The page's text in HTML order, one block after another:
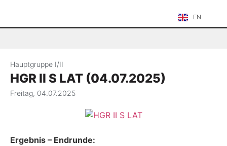
EN
Hauptgruppe I/II
HGR II S LAT (04.07.2025)
Freitag, 04.07.2025
Ergebnis – Endrunde: